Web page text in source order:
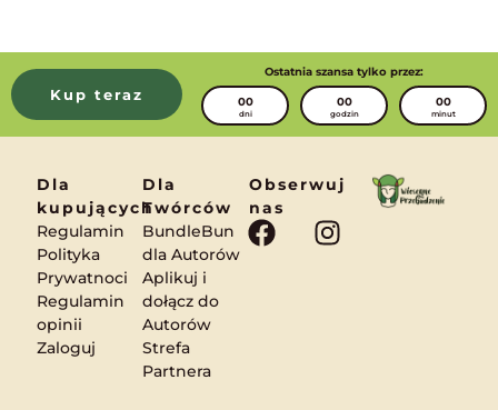
Kup teraz
Ostatnia szansa tylko przez:
00
dni
00
godzin
00
minut
Dla
kupujących
Regulamin
Polityka
Prywatnoci
Regulamin
opinii
Zaloguj
Dla
Twórców
BundleBun
dla Autorów
Aplikuj i
dołącz do
Autorów
Strefa
Partnera
Obserwuj
nas
F
I